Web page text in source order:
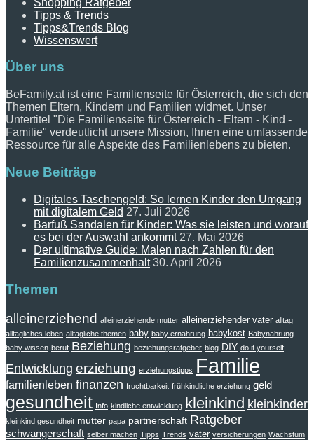
Tipps & Trends
Tipps&Trends Blog
Wissenswert
Über uns
BeFamily.at ist eine Familienseite für Österreich, die sich den
Themen Eltern, Kindern und Familien widmet. Unser
Untertitel "Die Familienseite für Österreich - Eltern - Kind -
Familie" verdeutlicht unsere Mission, Ihnen eine umfassende
Ressource für alle Aspekte des Familienlebens zu bieten.
Neue Beiträge
Digitales Taschengeld: So lernen Kinder den Umgang
mit digitalem Geld 27. Juli 2026
Barfuß Sandalen für Kinder: Was sie leisten und worauf
es bei der Auswahl ankommt 27. Mai 2026
Der ultimative Guide: Malen nach Zahlen für den
Familienzusammenhalt 30. April 2026
Themen
alleinerziehend alleinerziehende mutter alleinerziehender vater alltag
alltägliches leben alltägliche themen baby baby ernährung babykost Babynahrung
baby wissen beruf Beziehung beziehungsratgeber blog DIY do it yourself
Entwicklung erziehung erziehungstipps Familie
familienleben finanzen fruchtbarkeit frühkindliche erziehung geld
gesundheit Info kindliche entwicklung kleinkind kleinkinder
kleinkind gesundheit mutter papa partnerschaft Ratgeber
schwangerschaft selber machen Tipps Trends vater versicherungen Wachstum